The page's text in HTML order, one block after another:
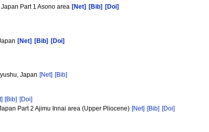
Part 1 Asono area [Net] [Bib]
[Doi]
[Net] [Bib] [Doi]
Japan [Net] [Bib]
[Bib] [Doi]
Part 2 Ajimu Innai area (Upper Pliocene) [Net] [Bib] [Doi]